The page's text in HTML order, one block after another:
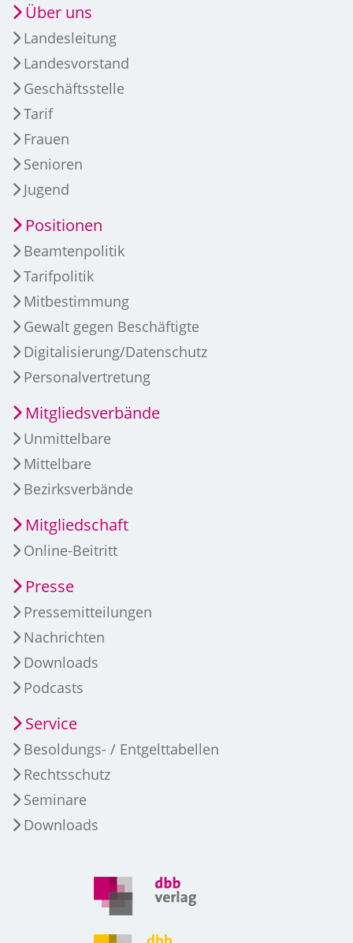
Über uns
Landesleitung
Landesvorstand
Geschäftsstelle
Tarif
Frauen
Senioren
Jugend
Positionen
Beamtenpolitik
Tarifpolitik
Mitbestimmung
Gewalt gegen Beschäftigte
Digitalisierung/Datenschutz
Personalvertretung
Mitgliedsverbände
Unmittelbare
Mittelbare
Bezirksverbände
Mitgliedschaft
Online-Beitritt
Presse
Pressemitteilungen
Nachrichten
Downloads
Podcasts
Service
Besoldungs- / Entgelttabellen
Rechtsschutz
Seminare
Downloads